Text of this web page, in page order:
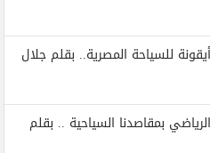
للسياحة المصرية.. بقلم جلال
بمقاصدنا السياحية .. بقلم